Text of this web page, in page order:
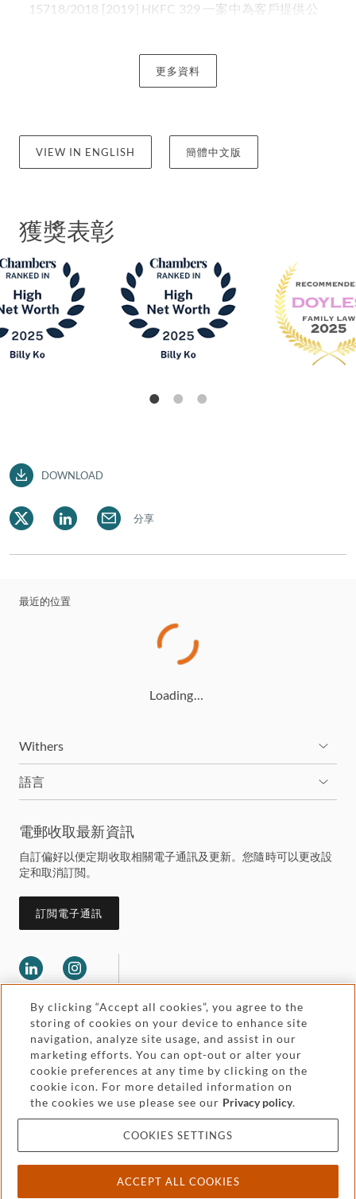
15718/2018 [2019] HKFC 329 一案中為客戶提供公
就「家庭總資產組合」的建設性問題，特別是涉及如
離異後的收入及紅利，以及將客戶財產在離婚程序中
[2008] 2 FLR 1135 和 B v B [2010] 2 FLR 1214 這些來
自英國當局的爭議案 ，同時與英國及威爾士的御用大
除了為客戶解決財務糾紛，高律師亦參與與兒童相關
的案件，如近期普遍的搬遷申請案件。
作為新一代的離婚律師，高律師深信在當今時代「家
事法」一詞不再局限於離婚，還包括其他領域，如特
定合資格人士提出的監護權和贍養費要求。談及贍養
費方面，高律師曾在 LYYC v CHL 和 CSMS 一案（又
215）中代表申請人向女遺囑執行人尋求經濟援助，
針對已故富商遺產的訴訟的法律資金，此為香港地區
首次作出如此判決的案件，因而具有如里程碑般的意
義。
合作從業員，並為香港家庭法協會會員。
高律師在 2025 年度《Benchmark Litigation》亞太區
榜單獲評為「訴訟之星」，同時在 2024 及 2025 年
《錢伯斯大中華區指南》家庭/婚姻法領域中獲得認
Doyle 香港家事及離婚律師排名中獲評為「推薦律
師」。
更多資料
VIEW IN ENGLISH 簡體中文版
獲獎表彰
DOWNLOAD
分享
最近的位置
Loading…
Withers
語言
電郵收取最新資訊
自訂偏好以便定期收取相關電子通訊及更新。您隨時可以更改設
定和取消訂閲。
訂閲電子通訊
Legal and regulatory
Pricing
Cookies and privacy
Accessibility
Attorney advertising
By clicking “Accept all cookies”, you agree to the
storing of cookies on your device to enhance site
navigation, analyze site usage, and assist in our
marketing efforts. You can opt-out or alter your
cookie preferences at any time by clicking on the
cookie icon. For more detailed information on
the cookies we use please see our Privacy policy.
COOKIES SETTINGS
ACCEPT ALL COOKIES